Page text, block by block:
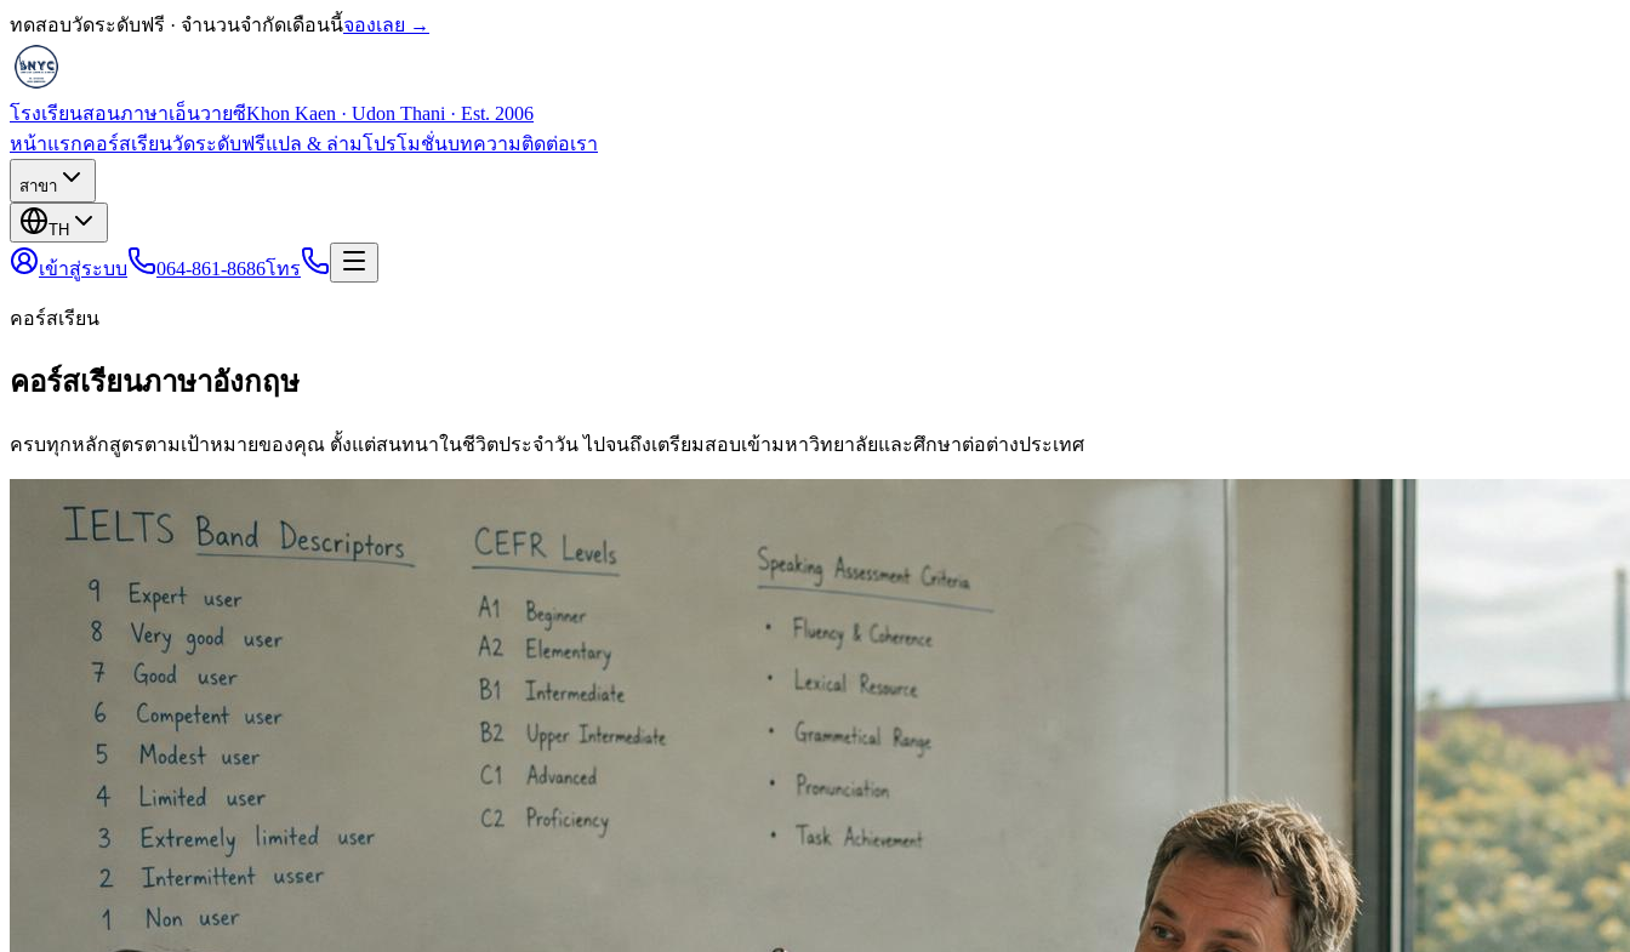
ทดสอบวัดระดับฟรี · จำนวนจำกัดเดือนนี้จองเลย →
โรงเรียนสอนภาษาเอ็นวายซีKhon Kaen · Udon Thani · Est. 2006
หน้าแรกคอร์สเรียนวัดระดับฟรีแปล & ล่ามโปรโมชั่นบทความติดต่อเรา
สาขา
TH
เข้าสู่ระบบ 064-861-8686โทร
คอร์สเรียน
คอร์สเรียนภาษาอังกฤษ
ครบทุกหลักสูตรตามเป้าหมายของคุณ ตั้งแต่สนทนาในชีวิตประจำวัน ไปจนถึงเตรียมสอบเข้ามหาวิทยาลัยและศึกษาต่อต่างประเทศ